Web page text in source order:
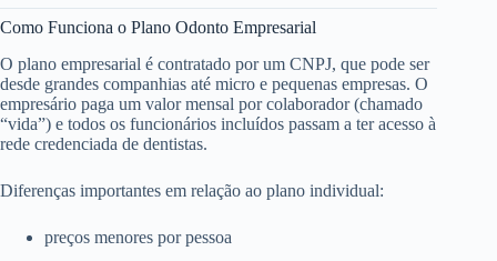
Como Funciona o Plano Odonto Empresarial
O plano empresarial é contratado por um CNPJ, que pode ser
desde grandes companhias até micro e pequenas empresas. O
empresário paga um valor mensal por colaborador (chamado
“vida”) e todos os funcionários incluídos passam a ter acesso à
rede credenciada de dentistas.
Diferenças importantes em relação ao plano individual:
preços menores por pessoa